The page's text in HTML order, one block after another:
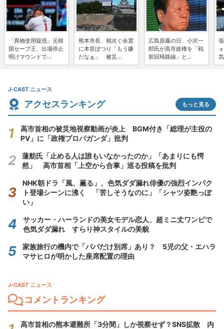
「異物使用疑惑」元韓
国セーブ王、出場停止
明けマウンドで...
熊本市長、相次ぐ余震
に本音ぽつり「もう嫌
だなぁ」 被災...
広島原爆の日、小沢一
郎氏が高市政権を「戦
前回帰路線」と...
J-CAST ニュース
アクセスランキング もっと見る
高市首相の被災地視察動画が炎上 BGM付き「総理が主役の
PV」に「政権プロパガンダ」批判
蓮舫氏「止める人は誰もいなかったのか」「あまりにも愕
然」 高市首相「上空から合掌」巡る投稿を批判
NHK朝ドラ「風、薫る」、色気ダダ漏れ俳優の強烈インパク
ト登場シーンに沸く 「苦しそうなのに」「シャツ姿艶っぽ
い」
サッカー・ハーランドの美女モデル恋人、超ミニ丈ワンピで
色気ダダ漏れ すらり神スタイルの美貌
家族旅行の機内で「パパだけ別席」あり？ 5児の父・エハラ
マサヒロが明かした座席配置の理由
J-CAST ニュース
コメントランキング
高市首相の熊本避難所「3分間」しか視察せず？SNS拡散 内